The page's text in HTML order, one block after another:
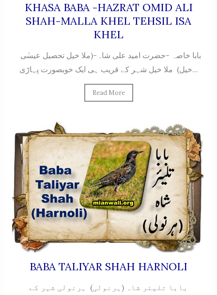
KHASA BABA -HAZRAT OMID ALI
SHAH-MALLA KHEL TEHSIL ISA
KHEL
خیل) ملا خیل شہر کے قریب ہی ایک خوبصورت پہاڑی...
Read More
BABA TALIYAR SHAH HARNOLI
بابا تلیئر شاہ (ہرنولی) ہرنولی شہر کے